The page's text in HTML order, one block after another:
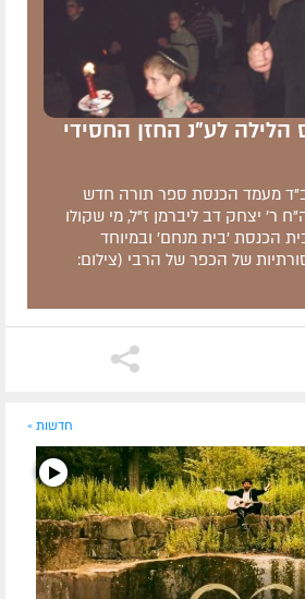
הלילה לע"נ החזן החסידי
מעמד הכנסת ספר תורה חדש
ר' יצחק דב ליברמן ז"ל, מי שקולו
הכנסת 'בית מנחם' ובמיוחד
של הכפר של הרבי (צילום:
חדשות »